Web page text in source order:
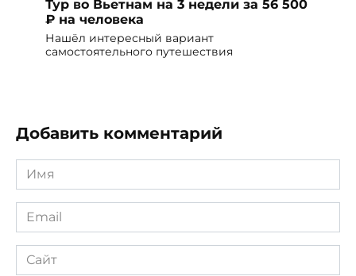
Тур во Вьетнам на 3 недели за 56 500
₽ на человека
Нашёл интересный вариант
самостоятельного путешествия
Добавить комментарий
Имя
Email
Сайт